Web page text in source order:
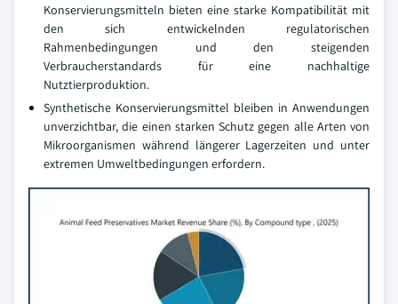
Konservierungsmitteln bieten eine starke Kompatibilität mit
den sich entwickelnden regulatorischen
Rahmenbedingungen und den steigenden
Verbraucherstandards für eine nachhaltige
Nutztierproduktion.
Synthetische Konservierungsmittel bleiben in Anwendungen
unverzichtbar, die einen starken Schutz gegen alle Arten von
Mikroorganismen während längerer Lagerzeiten und unter
extremen Umweltbedingungen erfordern.